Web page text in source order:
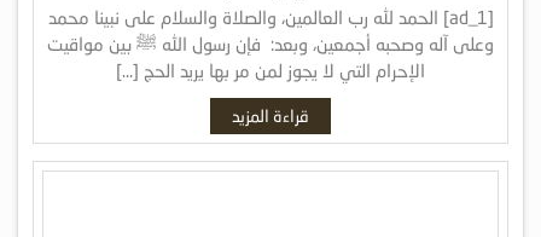
[ad_1] الحمد لله رب العالمين، والصلاة والسلام على نبينا محمد
وعلى آله وصحبه أجمعين، وبعد: فإن رسول الله ﷺ بين مواقيت
الإحرام التي لا يجوز لمن مر بها يريد الحج […]
قراءة المزيد